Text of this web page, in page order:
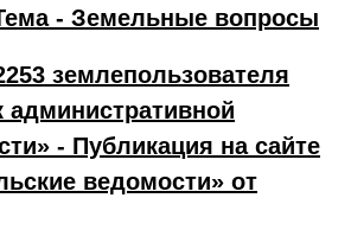
- Земельные вопросы
землепользователя
- Публикация на сайте
ведомости» от